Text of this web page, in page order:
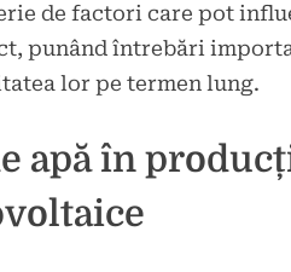
de factori care pot
punând întrebări
lor pe termen lung.
apă în